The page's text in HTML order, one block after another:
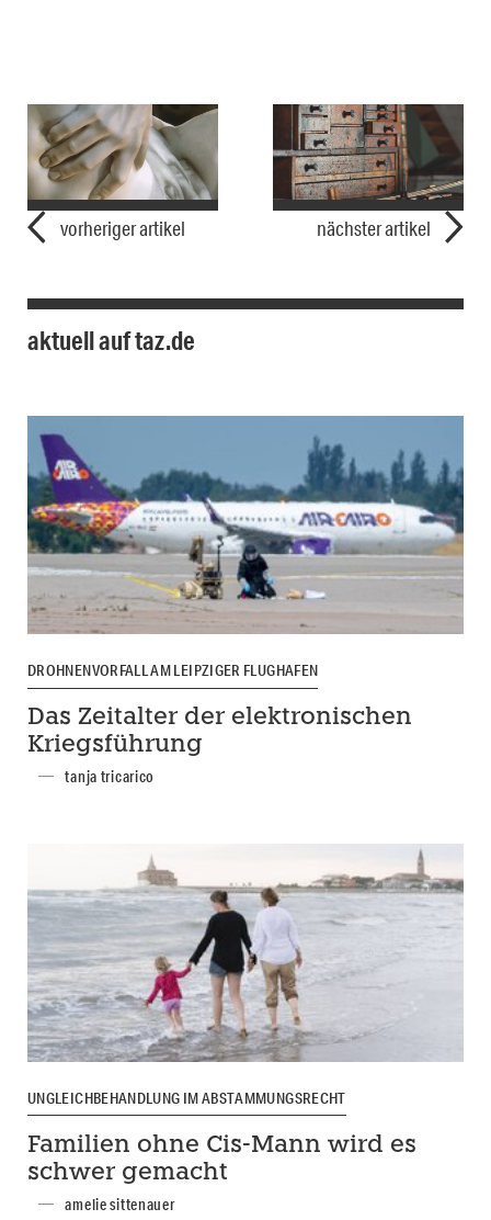
vorheriger artikel nächster artikel
aktuell auf taz.de
DROHNENVORFALL AM LEIPZIGER FLUGHAFEN
Das Zeitalter der elektronischen
Kriegsführung
tanja tricarico
UNGLEICHBEHANDLUNG IM ABSTAMMUNGSRECHT
Familien ohne Cis-Mann wird es
schwer gemacht
amelie sittenauer